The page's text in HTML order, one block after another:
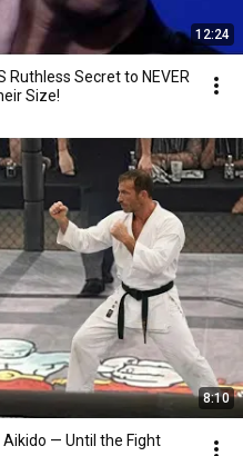
12:24
Ruthless Secret to NEVER
Size!
8:10
— Until the Fight